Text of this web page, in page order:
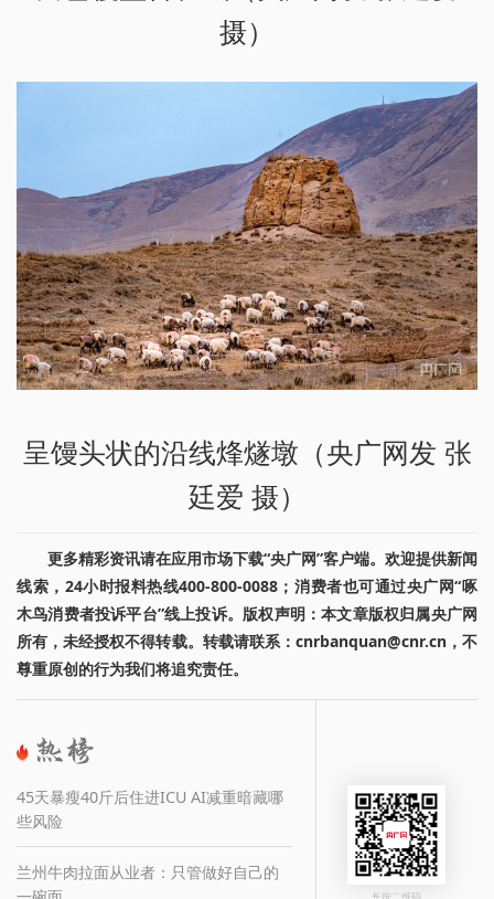
摄）
呈馒头状的沿线烽燧墩（央广网发 张
廷爱 摄）
更多精彩资讯请在应用市场下载“央广网”客户端。欢迎提供新闻
线索，24小时报料热线400-800-0088；消费者也可通过央广网“啄
木鸟消费者投诉平台”线上投诉。版权声明：本文章版权归属央广网
所有，未经授权不得转载。转载请联系：cnrbanquan@cnr.cn，不
尊重原创的行为我们将追究责任。
45天暴瘦40斤后住进ICU AI减重暗藏哪
些风险
兰州牛肉拉面从业者：只管做好自己的